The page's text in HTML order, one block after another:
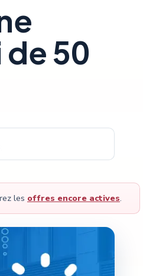
50
les offres encore actives.